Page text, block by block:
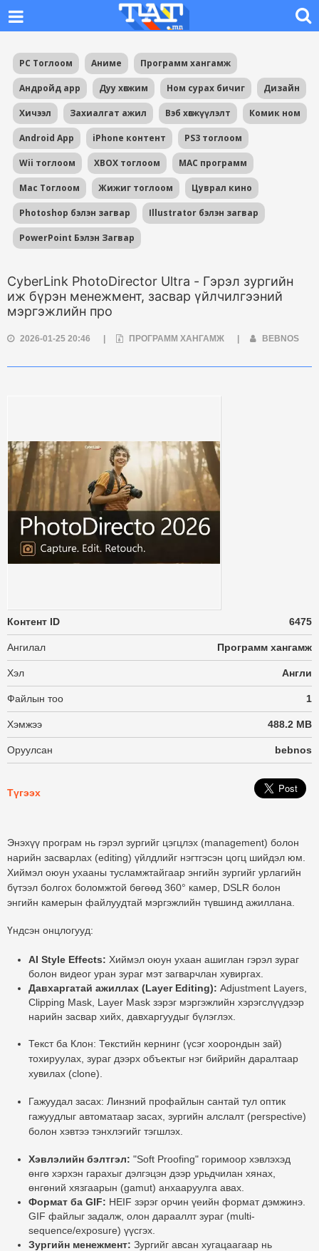
PC Тоглоом Аниме Программ хангамж
Андройд app Дуу хөгжим Ном сурах бичиг Дизайн
Хичээл Захиалгат ажил Вэб хөгжүүлэлт Комик ном
Android App iPhone контент PS3 тоглоом
Wii тоглоом XBOX тоглоом MAC программ
Mac Тоглоом Жижиг тоглоом Цуврал кино
Photoshop бэлэн загвар Illustrator бэлэн загвар
PowerPoint Бэлэн Загвар
CyberLink PhotoDirector Ultra - Гэрэл зургийн
иж бүрэн менежмент, засвар үйлчилгээний
мэргэжлийн про
2026-01-25 20:46 ПРОГРАММ ХАНГАМЖ BEBNOS
Контент ID 6475
Ангилал Программ хангамж
Хэл Англи
Файлын тоо 1
Хэмжээ 488.2 MB
Оруулсан bebnos
Түгээх
Энэхүү програм нь гэрэл зургийг цэгцлэх (management) болон
нарийн засварлах (editing) үйлдлийг нэгтгэсэн цогц шийдэл юм.
Хиймэл оюун ухааны тусламжтайгаар энгийн зургийг урлагийн
бүтээл болгох боломжтой бөгөөд 360° камер, DSLR болон
энгийн камерын файлуудтай мэргэжлийн түвшинд ажиллана.
Үндсэн онцлогууд:
AI Style Effects: Хиймэл оюун ухаан ашиглан гэрэл зураг
болон видеог уран зураг мэт загварчлан хувиргах.
Давхаргатай ажиллах (Layer Editing): Adjustment Layers,
Clipping Mask, Layer Mask зэрэг мэргэжлийн хэрэгслүүдээр
нарийн засвар хийх, давхаргуудыг бүлэглэх.
Текст ба Клон: Текстийн кернинг (үсэг хоорондын зай)
тохируулах, зураг дээрх объектыг нэг бийрийн даралтаар
хувилах (clone).
Гажуудал засах: Линзний профайлын сантай тул оптик
гажуудлыг автоматаар засах, зургийн алслалт (perspective)
болон хэвтээ тэнхлэгийг тэгшлэх.
Хэвлэлийн бэлтгэл: "Soft Proofing" горимоор хэвлэхэд
өнгө хэрхэн гарахыг дэлгэцэн дээр урьдчилан хянах,
өнгөний хязгаарын (gamut) анхааруулга авах.
Формат ба GIF: HEIF зэрэг орчин үеийн формат дэмжинэ.
GIF файлыг задалж, олон дарааллт зураг (multi-
sequence/exposure) үүсгэх.
Зургийн менежмент: Зургийг авсан хугацаагаар нь